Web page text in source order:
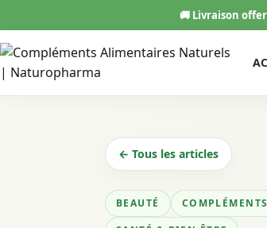
au
contenu
🚚 Livraison
← Tous les articles
BEAUTÉ